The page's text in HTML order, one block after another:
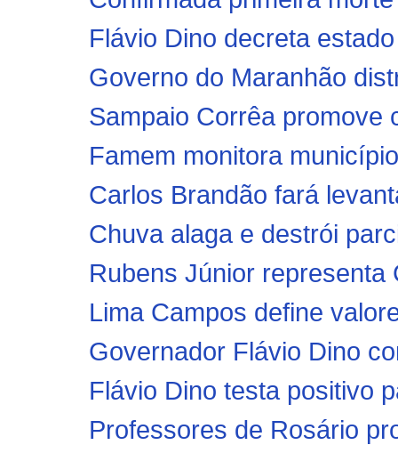
Flávio Dino decreta
Governo do Maranhão
Sampaio Corrêa promove
Famem monitora
Carlos Brandão fará
Chuva alaga e destrói
Rubens Júnior
Lima Campos define
Governador Flávio Dino
Flávio Dino testa positivo
Professores de Rosário